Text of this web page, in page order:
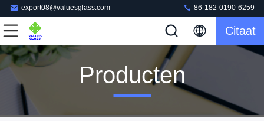
export08@valuesglass.com 86-182-0190-6259
Citaat
Producten